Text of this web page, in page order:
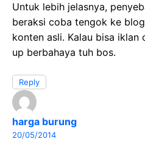
Untuk lebih jelasnya,
beraksi coba tengok ke
konten asli. Kalau bisa
up berbahaya tuh bos.
Reply
harga burung
20/05/2014